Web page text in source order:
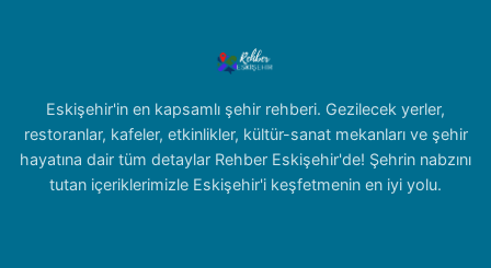
Eskişehir'in en kapsamlı şehir rehberi. Gezilecek yerler,
restoranlar, kafeler, etkinlikler, kültür-sanat mekanları ve şehir
hayatına dair tüm detaylar Rehber Eskişehir'de! Şehrin nabzını
tutan içeriklerimizle Eskişehir'i keşfetmenin en iyi yolu.